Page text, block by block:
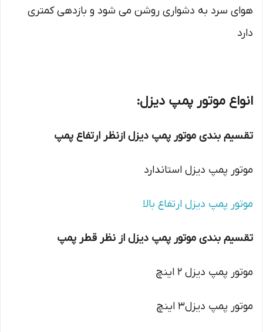
هوای سرد به دشواری روشن می شود و بازدهی کمتری
دارد
انواع موتور پمپ دیزل:
تقسیم بندی موتور پمپ دیزل ازنظر ارتفاع پمپ
موتور پمپ دیزل استاندارد
موتور پمپ دیزل ارتفاع بالا
تقسیم بندی موتور پمپ دیزل از نظر قطر پمپ
موتور پمپ دیزل 2 اینچ
موتور پمپ دیزل3 اینچ